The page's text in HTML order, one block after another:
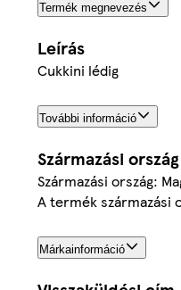
Termék megnevezés
Leírás
Cukkini lédig
További információ
Származási ország
Származási ország:
A termék származási
Márkainformáció